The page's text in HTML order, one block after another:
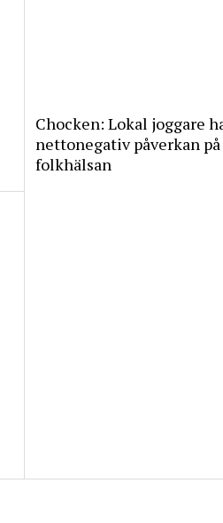
Chocken: Lokal joggare
nettonegativ påverkan på
folkhälsan